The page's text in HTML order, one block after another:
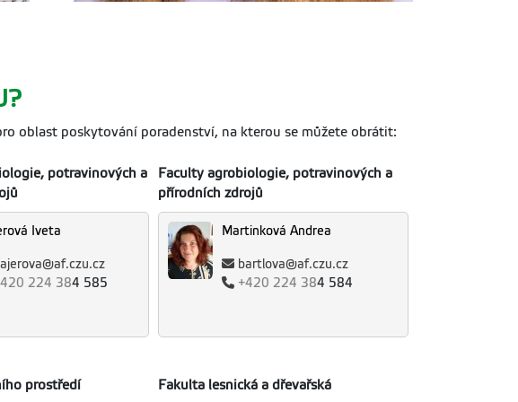
oblast poskytování poradenství, na kterou se můžete obrátit:
potravinových a
Faculty agrobiologie, potravinových a
přírodních zdrojů
Iveta
224 384 585
Martinková Andrea
bartlova@af.czu.cz
+420 224 384 584
prostředí Fakulta lesnická a dřevařská